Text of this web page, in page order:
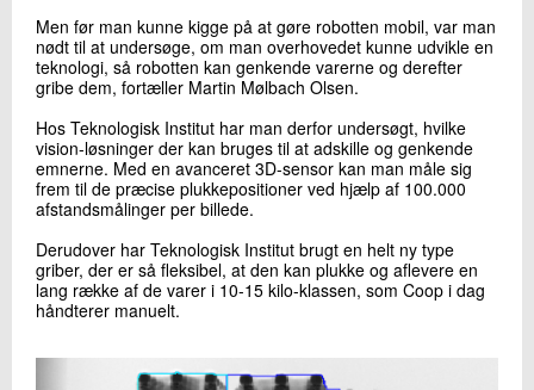
Men før man kunne kigge på at gøre robotten mobil, var man
nødt til at undersøge, om man overhovedet kunne udvikle en
teknologi, så robotten kan genkende varerne og derefter
gribe dem, fortæller Martin Mølbach Olsen.
Hos Teknologisk Institut har man derfor undersøgt, hvilke
vision-løsninger der kan bruges til at adskille og genkende
emnerne. Med en avanceret 3D-sensor kan man måle sig
frem til de præcise plukkepositioner ved hjælp af 100.000
afstandsmålinger per billede.
Derudover har Teknologisk Institut brugt en helt ny type
griber, der er så fleksibel, at den kan plukke og aflevere en
lang række af de varer i 10-15 kilo-klassen, som Coop i dag
håndterer manuelt.